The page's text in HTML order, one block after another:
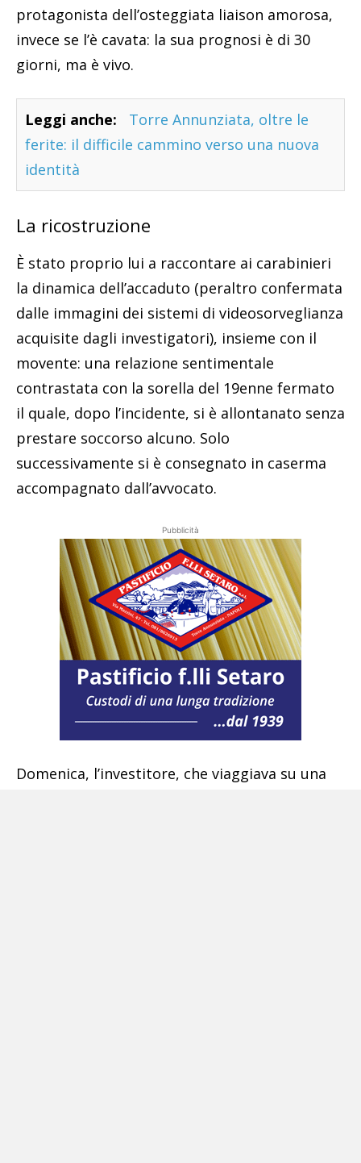
protagonista dell’osteggiata liaison amorosa,
invece se l’è cavata: la sua prognosi è di 30
giorni, ma è vivo.
Leggi anche:
Torre Annunziata, oltre le
ferite: il difficile cammino verso una nuova
identità
La ricostruzione
È stato proprio lui a raccontare ai carabinieri
la dinamica dell’accaduto (peraltro confermata
dalle immagini dei sistemi di videosorveglianza
acquisite dagli investigatori), insieme con il
movente: una relazione sentimentale
contrastata con la sorella del 19enne fermato
il quale, dopo l’incidente, si è allontanato senza
prestare soccorso alcuno. Solo
successivamente si è consegnato in caserma
accompagnato dall’avvocato.
Pubblicità
Domenica, l’investitore, che viaggiava su una